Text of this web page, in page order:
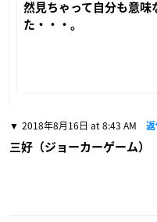
然見ちゃって自分も意味
た・・・。
2018年8月16日 at 8:43 AM 返
三好（ジョーカーゲーム）